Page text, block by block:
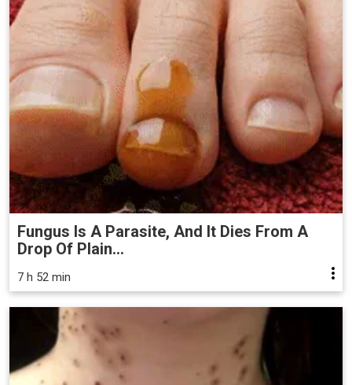
Fungus Is A Parasite, And It Dies From A
Drop Of Plain...
7 h 52 min